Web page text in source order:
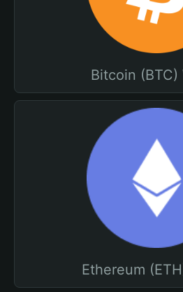
Bitcoin (BTC)
Ethereum